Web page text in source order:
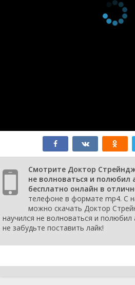
Смотрите Доктор
не волноваться и полюбил
бесплатно онлайн в
телефоне в формате mp4. С
можно скачать Доктор
научился не волноваться и
не забудьте поставить лайк!